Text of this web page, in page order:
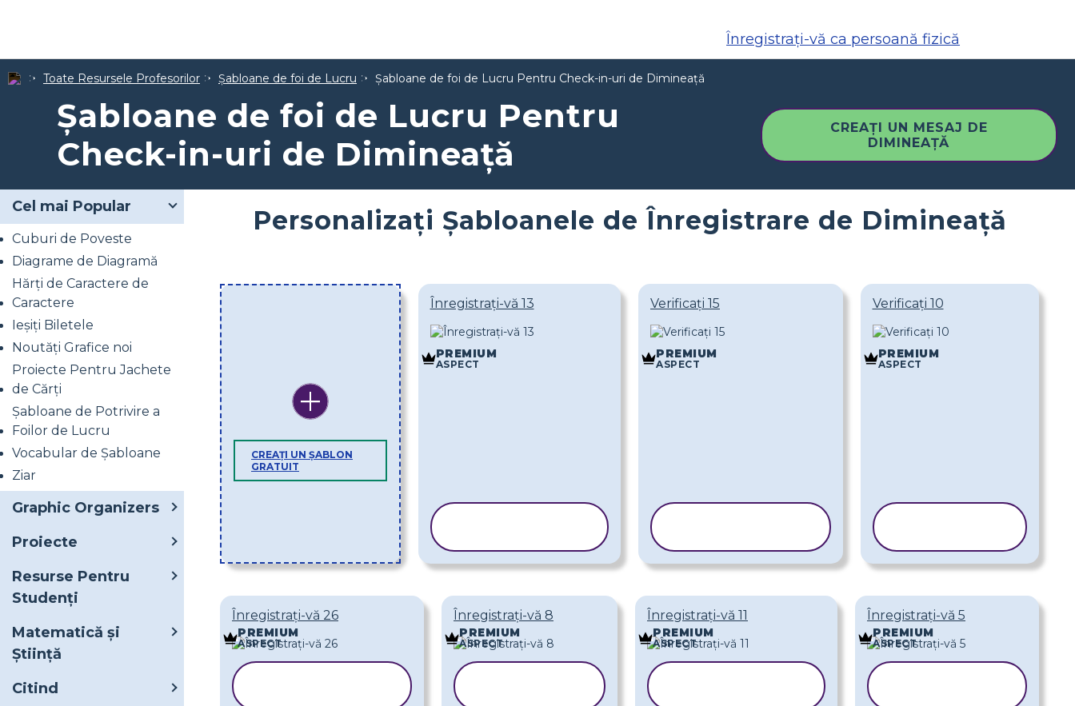
Înregistrați-vă ca persoană fizică
Toate Resursele Profesorilor Șabloane de foi de Lucru Șabloane de foi de Lucru Pentru Check-in-uri de Dimineață
Șabloane de foi de Lucru Pentru
Check-in-uri de Dimineață
CREAȚI UN MESAJ DE
DIMINEAȚĂ
Cel mai Popular
Cuburi de Poveste
Diagrame de Diagramă
Hărți de Caractere de
Caractere
Ieșiți Biletele
Noutăți Grafice noi
Proiecte Pentru Jachete
de Cărți
Șabloane de Potrivire a
Foilor de Lucru
Vocabular de Șabloane
Ziar
Graphic Organizers
Proiecte
Resurse Pentru
Studenți
Matematică și
Știință
Citind
Personalizați Șabloanele de Înregistrare de Dimineață
CREAȚI UN ȘABLON
GRATUIT
Înregistrați-vă 13
PREMIUM
ASPECT
Verificați 15
PREMIUM
ASPECT
Verificați 10
PREMIUM
ASPECT
Înregistrați-vă 26
PREMIUM
ASPECT
Înregistrați-vă 8
PREMIUM
ASPECT
Înregistrați-vă 11
PREMIUM
ASPECT
Înregistrați-vă 5
PREMIUM
ASPECT